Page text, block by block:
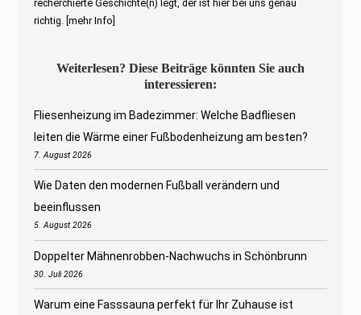
recherchierte Geschichte(n) legt, der ist hier bei uns genau
richtig.
[mehr Info]
Weiterlesen? Diese Beiträge könnten Sie auch
interessieren:
Fliesenheizung im Badezimmer: Welche Badfliesen
leiten die Wärme einer Fußbodenheizung am besten?
7. August 2026
Wie Daten den modernen Fußball verändern und
beeinflussen
5. August 2026
Doppelter Mähnenrobben-Nachwuchs in Schönbrunn
30. Juli 2026
Warum eine Fasssauna perfekt für Ihr Zuhause ist